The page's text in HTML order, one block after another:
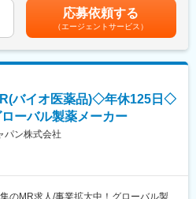
局に対する情報提供活動を担当いただ
提案
題への提案
に踏み込んだ提案型営業であること。
りながら、高い専門性と提案力を発揮
ます。賃金はあくまでも目安の金額で
る可能性があります。月給(月額)は固定
応募依頼する
（エージェントサービス）
バイオ医薬品)◇年休125日◇
ーバル製薬メーカー
パン株式会社
のMR求人/事業拡大中！グローバル製